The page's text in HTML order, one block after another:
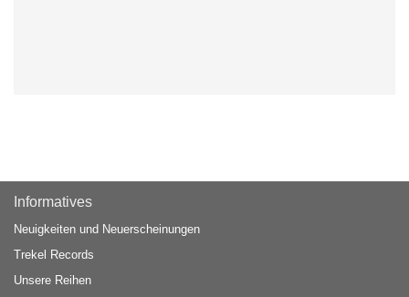
Informatives
Neuigkeiten und Neuerscheinungen
Trekel Records
Unsere Reihen